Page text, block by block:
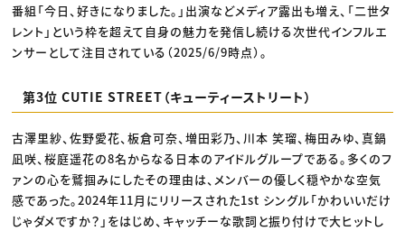
番組「今日、好きになりました。」出演などメディア露出も増え、「二世タ
レント」という枠を超えて自身の魅力を発信し続ける次世代インフルエ
ンサーとして注目されている（2025/6/9時点）。
第3位 CUTIE STREET（キューティーストリート）
古澤里紗、佐野愛花、板倉可奈、増田彩乃、川本 笑瑠、梅田みゆ、真鍋
凪咲、桜庭遥花の8名からなる日本のアイドルグループである。多くのフ
ァンの心を鷲掴みにしたその理由は、メンバーの優しく穏やかな空気
感であった。2024年11月にリリースされた1st シングル「かわいいだけ
じゃダメですか？」をはじめ、キャッチーな歌詞と振り付けで大ヒットし